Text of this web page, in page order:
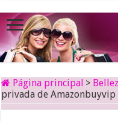
Página principal >
privada de Amazonbuyvip